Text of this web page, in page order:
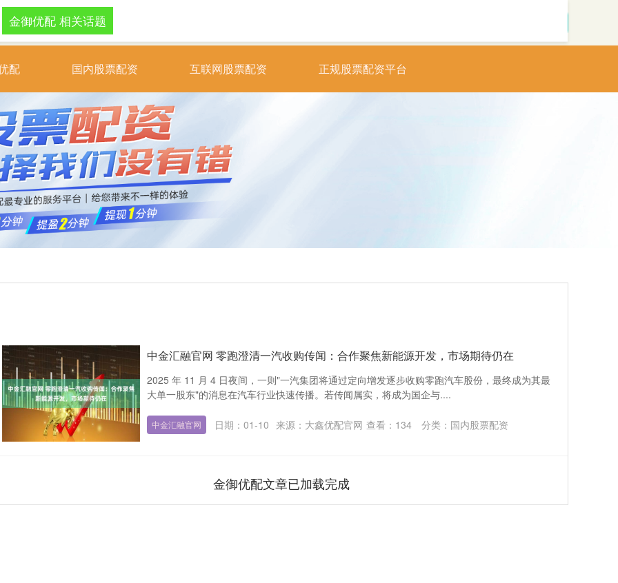
配 国内股票配资 互联网股票配资 正规股票配资平台
金御优配 相关话题
中金汇融官网 零跑澄清一汽收购传闻：合作聚焦新能源开发，市场期待仍在
2025 年 11 月 4 日夜间，一则"一汽集团将通过定向增发逐步收购零跑汽车股份，最终成为其最
大单一股东"的消息在汽车行业快速传播。若传闻属实，将成为国企与....
中金汇融官网 日期：01-10 来源：大鑫优配官网 查看： 134 分类： 国内股票配资
金御优配文章已加载完成